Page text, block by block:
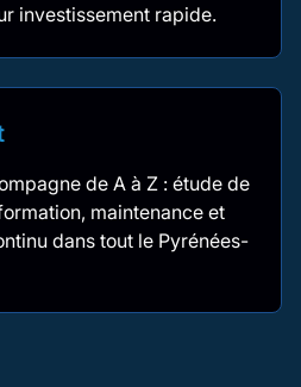
investissement rapide.
de A à Z : étude de
maintenance et
dans tout le Pyrénées-